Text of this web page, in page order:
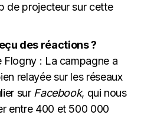
de projecteur sur cette
des réactions ?
Flogny : La campagne a
relayée sur les réseaux
sur Facebook, qui nous
entre 400 et 500 000